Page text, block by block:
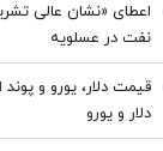
اعطای «نشان عالی
نفت در عسلویه
دلار و یورو